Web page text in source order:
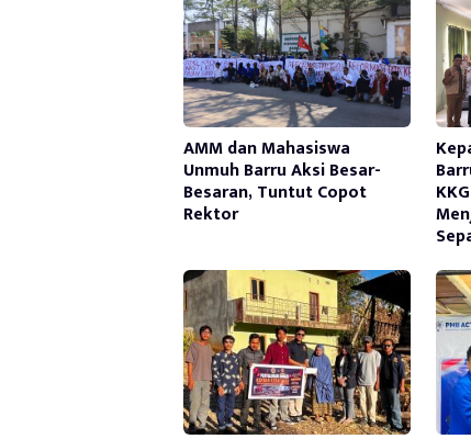
AMM dan Mahasiswa
Unmuh Barru Aksi Besar-
Besaran, Tuntut Copot
Rektor